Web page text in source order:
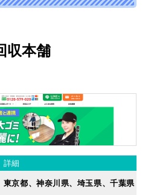
収本舗
詳細
東京都、神奈川県、埼玉県、千葉県